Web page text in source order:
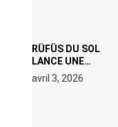
RÜFÜS DU SOL
LANCE UNE
RÉSIDENCE DJ
SET DE QUATRE
avril 3, 2026